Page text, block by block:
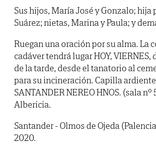
Sus hijos, María José y Gonzalo; hija
Suárez; nietas, Marina y Paula; y
Ruegan una oración por su alma. La
cadáver tendrá lugar HOY, VIERNES,
de la tarde, desde el tanatorio al
para su incineración. Capilla
SANTANDER NEREO HNOS. (sala
Albericia.
Santander - Olmos de Ojeda
2020.